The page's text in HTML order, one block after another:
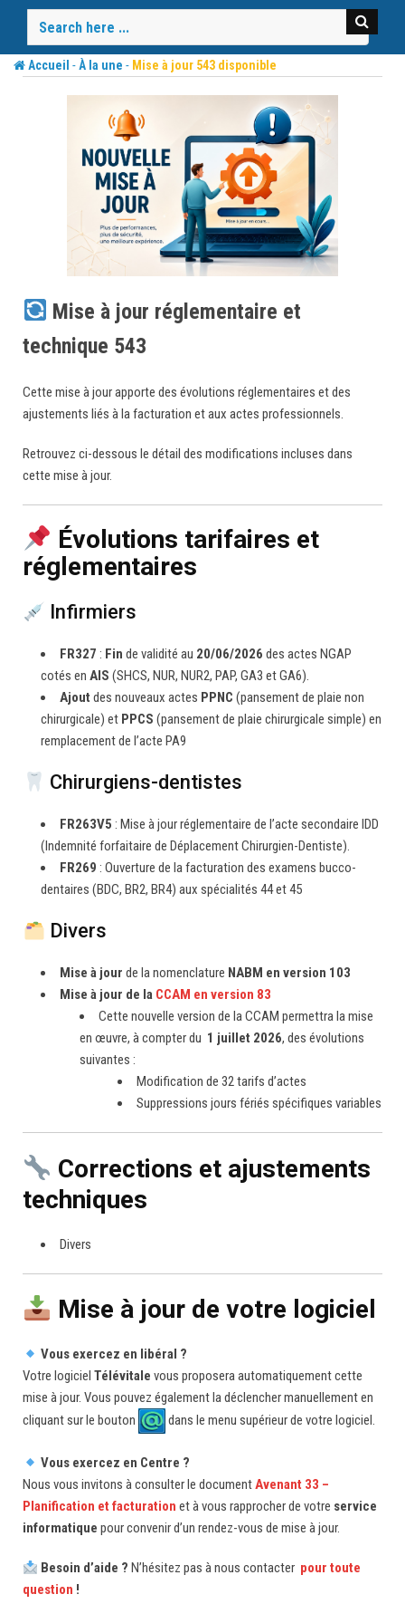
content
Accueil -À la une - Mise à jour 543 disponible
Mise à jour réglementaire et
technique 543
Cette mise à jour apporte des évolutions réglementaires et des
ajustements liés à la facturation et aux actes professionnels.
Retrouvez ci-dessous le détail des modifications incluses dans
cette mise à jour.
Évolutions tarifaires et
réglementaires
Infirmiers
FR327 : Fin de validité au 20/06/2026 des actes NGAP
cotés en AIS (SHCS, NUR, NUR2, PAP, GA3 et GA6).
Ajout des nouveaux actes PPNC (pansement de plaie non
chirurgicale) et PPCS (pansement de plaie chirurgicale simple) en
remplacement de l’acte PA9
Chirurgiens-dentistes
FR263V5 : Mise à jour réglementaire de l’acte secondaire IDD
(Indemnité forfaitaire de Déplacement Chirurgien-Dentiste).
FR269 : Ouverture de la facturation des examens bucco-
dentaires (BDC, BR2, BR4) aux spécialités 44 et 45
Divers
Mise à jour de la nomenclature NABM en version 103
Mise à jour de la CCAM en version 83
Cette nouvelle version de la CCAM permettra la mise
en œuvre, à compter du 1 juillet 2026, des évolutions
suivantes :
Modification de 32 tarifs d’actes
Suppressions jours fériés spécifiques variables
Corrections et ajustements
techniques
Divers
Mise à jour de votre logiciel
Vous exercez en libéral ?
Votre logiciel Télévitale vous proposera automatiquement cette
mise à jour. Vous pouvez également la déclencher manuellement en
cliquant sur le bouton
dans le menu supérieur de votre logiciel.
Vous exercez en Centre ?
Nous vous invitons à consulter le documentAvenant 33 –
Planification et facturation et à vous rapprocher de votre service
informatique pour convenir d’un rendez-vous de mise à jour.
Besoin d’aide ? N’hésitez pas à nous contacter pour toute
question !